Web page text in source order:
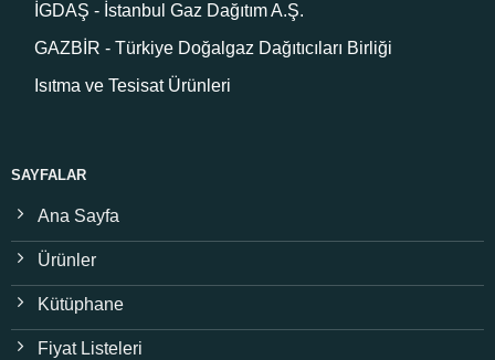
İGDAŞ - İstanbul Gaz Dağıtım A.Ş.
GAZBİR - Türkiye Doğalgaz Dağıtıcıları Birliği
Isıtma ve Tesisat Ürünleri
SAYFALAR
Ana Sayfa
Ürünler
Kütüphane
Fiyat Listeleri